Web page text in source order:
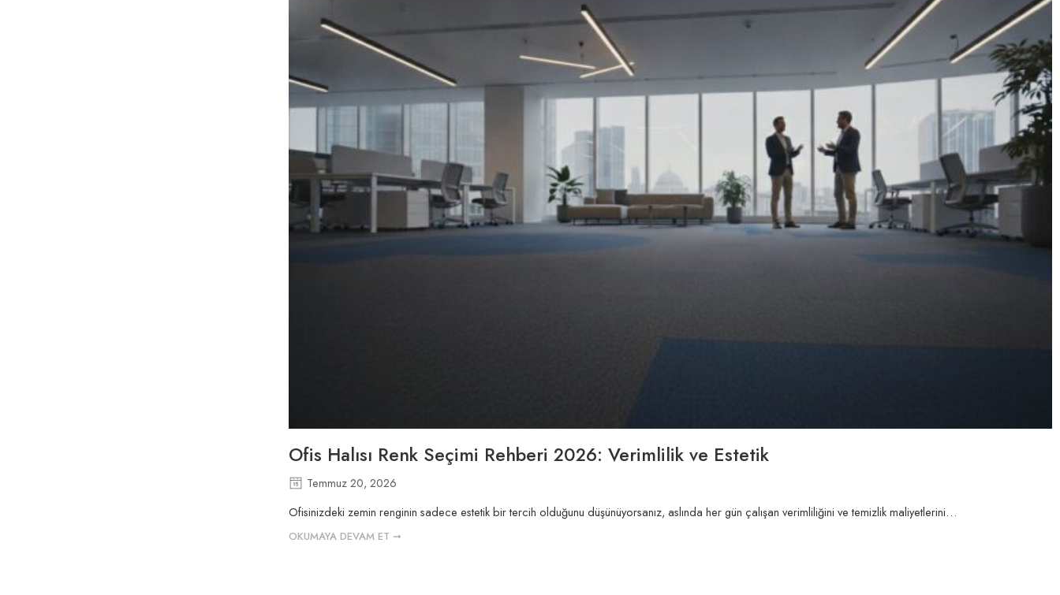
Ofis Halısı Renk Seçimi Rehberi 2026: Verimlilik ve Estetik
Temmuz 20, 2026
Ofisinizdeki zemin renginin sadece estetik bir tercih olduğunu düşünüyorsanız, aslında her gün çalışan verimliliğini ve temizlik maliyetlerini…
OKUMAYA DEVAM ET ➞